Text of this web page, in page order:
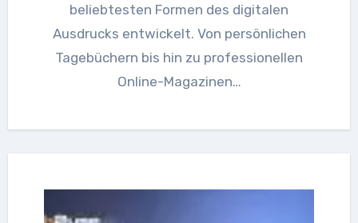
beliebtesten Formen des digitalen
Ausdrucks entwickelt. Von persönlichen
Tagebüchern bis hin zu professionellen
Online-Magazinen…